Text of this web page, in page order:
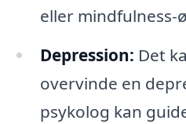
eller mindfulness-
Depression: Det
overvinde en
psykolog kan